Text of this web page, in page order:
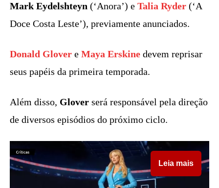
Mark Eydelshteyn (‘Anora’) e Talia Ryder (‘A
Doce Costa Leste’), previamente anunciados.
Donald Glover e Maya Erskine devem reprisar
seus papéis da primeira temporada.
Além disso, Glover será responsável pela direção
de diversos episódios do próximo ciclo.
Leia mais